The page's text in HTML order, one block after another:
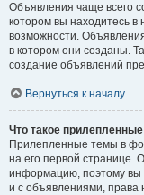
Объявления чаще всего
котором вы находитесь
возможности.
в котором они созданы.
создание объявлений
Вернуться к началу
Что такое
Прилепленные темы в
на его первой странице.
информацию, поэтому вы
и с объявлениями, права